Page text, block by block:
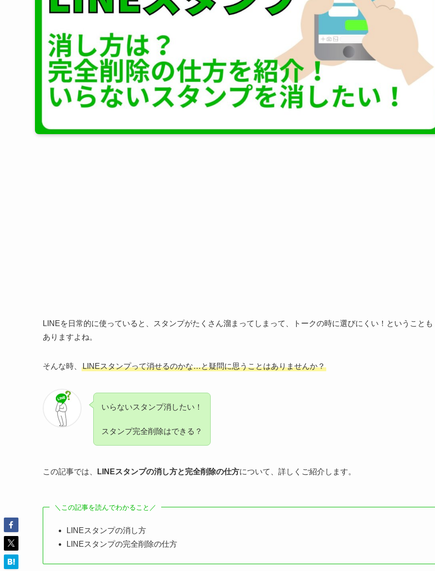
LINEを日常的に使っていると、スタンプがたくさん溜まってしまって、トークの時に選びにくい！ということも
ありますよね。
そんな時、 LINEスタンプって消せるのかな…と疑問に思うことはありませんか？
いらないスタンプ消したい！
スタンプ完全削除はできる？
この記事では、 LINEスタンプの消し方と完全削除の仕方について、詳しくご紹介します。
＼この記事を読んでわかること／
LINEスタンプの消し方
LINEスタンプの完全削除の仕方